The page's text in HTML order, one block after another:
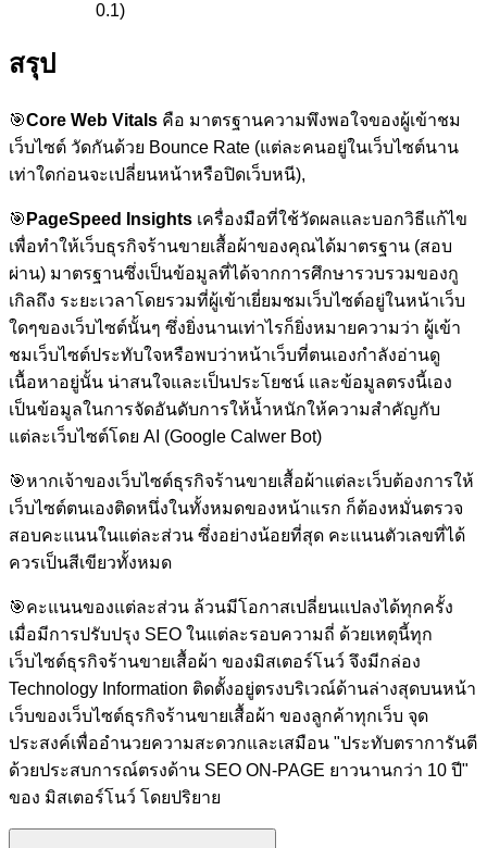
0.1)
สรุป
🎯Core Web Vitals คือ มาตรฐานความพึงพอใจของผู้เข้าชม
เว็บไซต์ วัดกันด้วย Bounce Rate (แต่ละคนอยู่ในเว็บไซต์นาน
เท่าใดก่อนจะเปลี่ยนหน้าหรือปิดเว็บหนี),
🎯 PageSpeed Insights เครื่องมือที่ใช้วัดผลและบอกวิธีแก้ไข
เพื่อทำให้เว็บธุรกิจร้านขายเสื้อผ้าของคุณได้มาตรฐาน (สอบ
ผ่าน) มาตรฐานซึ่งเป็นข้อมูลที่ได้จากการศึกษารวบรวมของกู
เกิลถึง ระยะเวลาโดยรวมที่ผู้เข้าเยี่ยมชมเว็บไซต์อยู่ในหน้าเว็บ
ใดๆของเว็บไซต์นั้นๆ ซึ่งยิ่งนานเท่าไรก็ยิ่งหมายความว่า ผู้เข้า
ชมเว็บไซต์ประทับใจหรือพบว่าหน้าเว็บที่ตนเองกำลังอ่านดู
เนื้อหาอยู่นั้น น่าสนใจและเป็นประโยชน์ และข้อมูลตรงนี้เอง
เป็นข้อมูลในการจัดอันดับการให้น้ำหนักให้ความสำคัญกับ
แต่ละเว็บไซต์โดย AI (Google Calwer Bot)
🎯หากเจ้าของเว็บไซต์ธุรกิจร้านขายเสื้อผ้าแต่ละเว็บต้องการให้
เว็บไซต์ตนเองติดหนึ่งในทั้งหมดของหน้าแรก ก็ต้องหมั่นตรวจ
สอบคะแนนในแต่ละส่วน ซึ่งอย่างน้อยที่สุด คะแนนตัวเลขที่ได้
ควรเป็นสีเขียวทั้งหมด
🎯คะแนนของแต่ละส่วน ล้วนมีโอกาสเปลี่ยนแปลงได้ทุกครั้ง
เมื่อมีการปรับปรุง SEO ในแต่ละรอบความถี่ ด้วยเหตุนี้ทุก
เว็บไซต์ธุรกิจร้านขายเสื้อผ้า ของมิสเตอร์โนว์ จึงมีกล่อง
Technology Information ติดตั้งอยู่ตรงบริเวณ์ด้านล่างสุดบนหน้า
เว็บของเว็บไซต์ธุรกิจร้านขายเสื้อผ้า ของลูกค้าทุกเว็บ จุด
ประสงค์เพื่ออำนวยความสะดวกและเสมือน "ประทับตราการันตี
ด้วยประสบการณ์ตรงด้าน SEO ON-PAGE ยาวนานกว่า 10 ปี"
ของ มิสเตอร์โนว์ โดยปริยาย